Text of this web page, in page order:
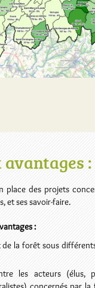
:
place des projets
et ses savoir-faire.
:
de la forêt sous
les acteurs (élus,